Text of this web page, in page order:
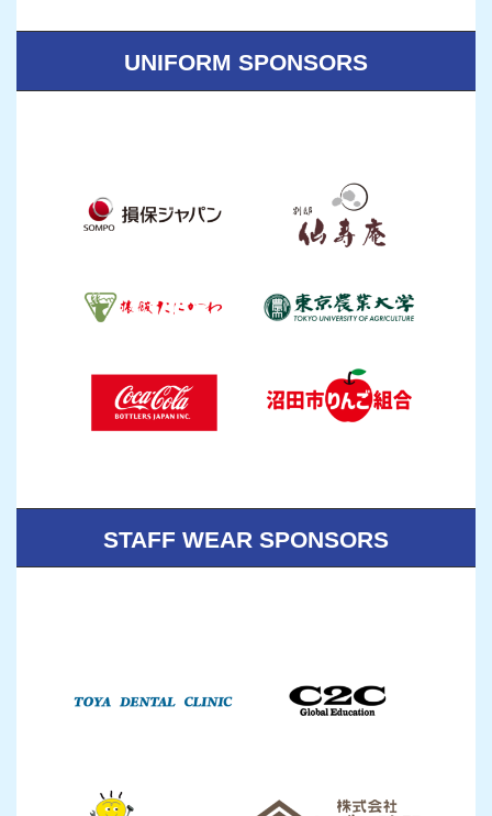
UNIFORM SPONSORS
STAFF WEAR SPONSORS